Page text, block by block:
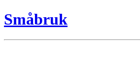
Småbruk